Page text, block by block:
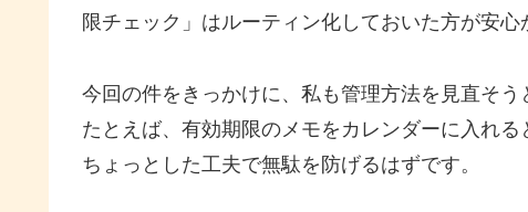
限チェック」はルーティン化しておいた方が安心
今回の件をきっかけに、私も管理方法を見直そう
たとえば、有効期限のメモをカレンダーに入れ
ちょっとした工夫で無駄を防げるはずです。